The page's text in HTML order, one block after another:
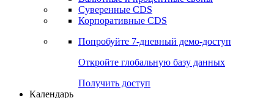
Получить доступ
Деривативы
Валютные и процентные свопы
Корпоративные CDS
Попробуйте7-дневный